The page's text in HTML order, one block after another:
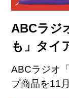
ABCラジ
も」タイ
ABCラジオ
プ商品を11